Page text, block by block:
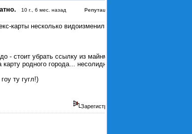
10 г., 6 мес. назад Репутация
карты несколько видоизменились
- стоит убрать ссылку из майнменю
родного города... несолидно как-
ту гугл!)
Зарегистрирован